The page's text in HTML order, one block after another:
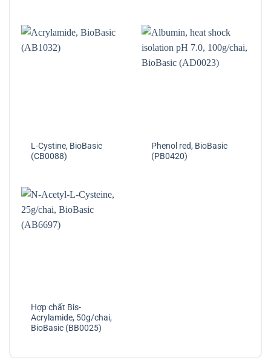
L-Cystine, BioBasic
(CB0088)
Phenol red, BioBasic
(PB0420)
Hợp chất Bis-
Acrylamide, 50g/chai,
BioBasic (BB0025)